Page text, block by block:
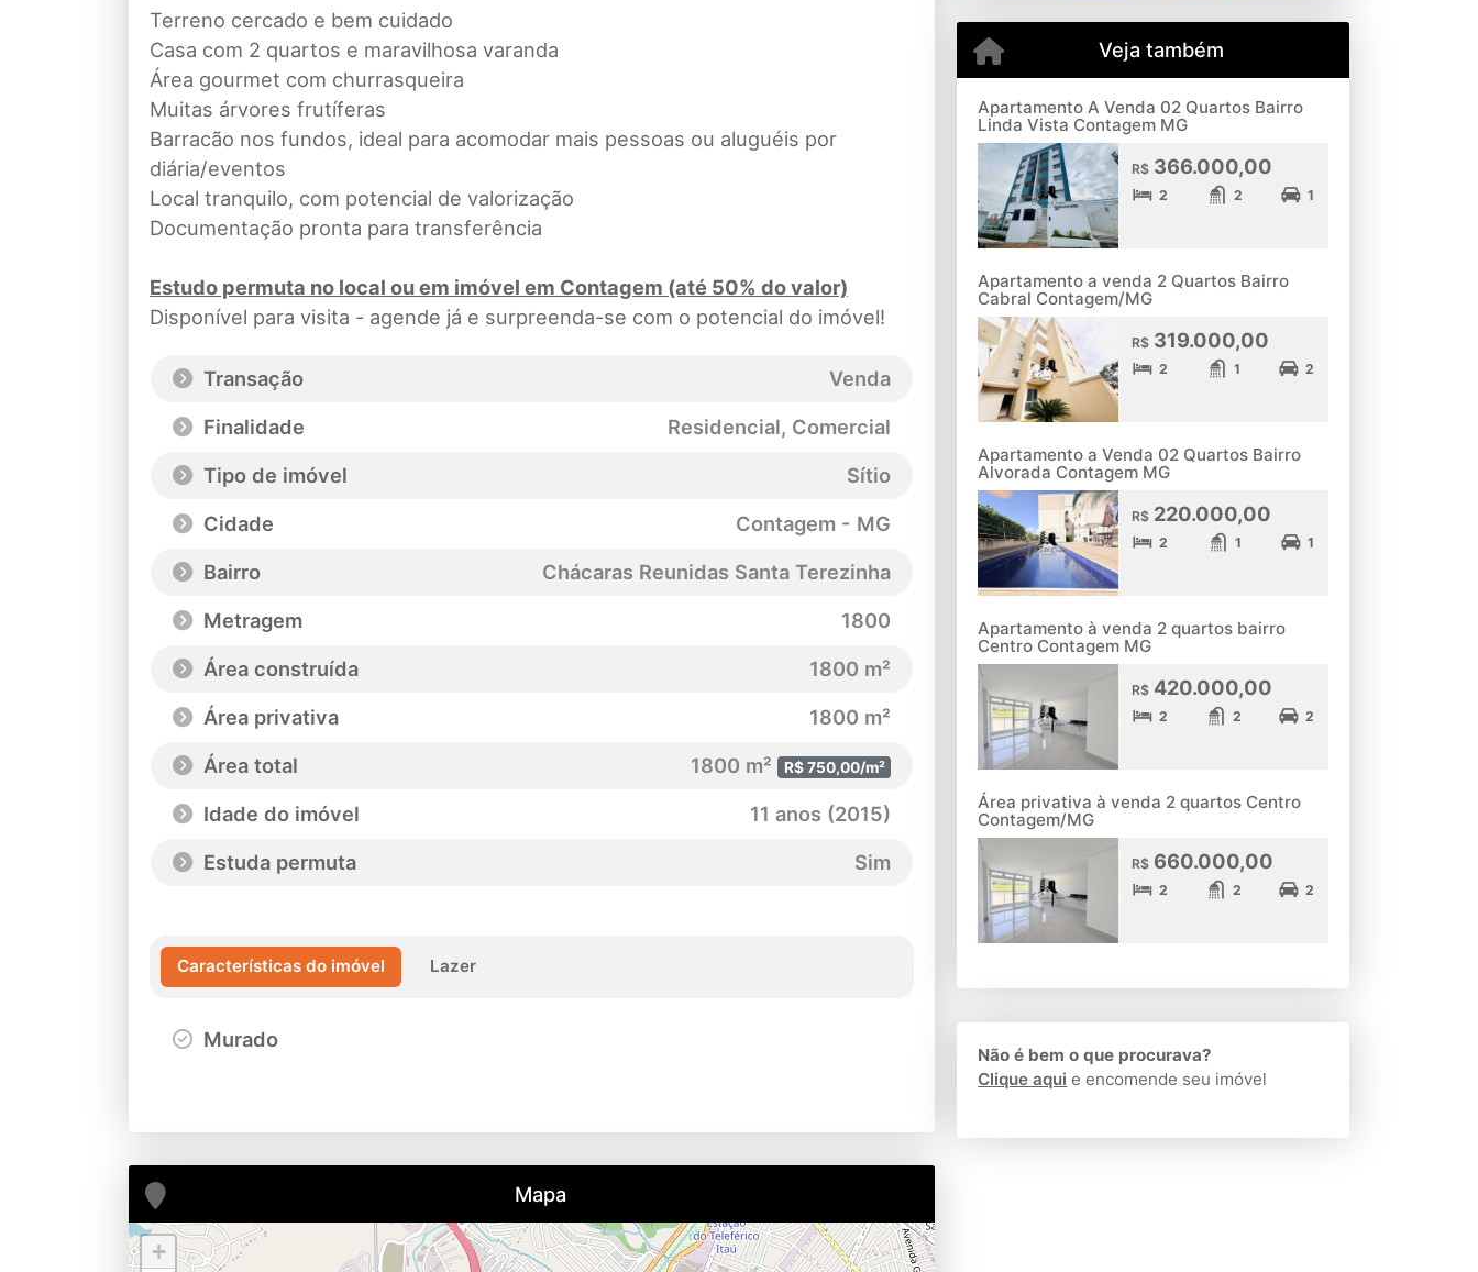
Terreno cercado e bem cuidado
Casa com 2 quartos e maravilhosa varanda
Área gourmet com churrasqueira
Muitas árvores frutíferas
Barracão nos fundos, ideal para acomodar mais pessoas ou aluguéis por
diária/eventos
Local tranquilo, com potencial de valorização
Documentação pronta para transferência
Estudo permuta no local ou em imóvel em Contagem (até 50% do valor)
Disponível para visita - agende já e surpreenda-se com o potencial do imóvel!
Transação
Venda
Finalidade
Residencial, Comercial
Tipo de imóvel
Sítio
Cidade
Contagem - MG
Bairro
Chácaras Reunidas Santa Terezinha
Metragem
1800
Área construída
1800 m²
Área privativa
1800 m²
Área total
1800 m² R$ 750,00/m²
Idade do imóvel
11 anos (2015)
Estuda permuta
Sim
Características do imóvel Lazer
Murado
Mapa
+
Veja também
Apartamento A Venda 02 Quartos Bairro
Linda Vista Contagem MG
R$366.000,00
2 2 1
Apartamento a venda 2 Quartos Bairro
Cabral Contagem/MG
R$319.000,00
2 1 2
Apartamento a Venda 02 Quartos Bairro
Alvorada Contagem MG
R$220.000,00
2 1 1
Apartamento à venda 2 quartos bairro
Centro Contagem MG
R$420.000,00
2 2 2
Área privativa à venda 2 quartos Centro
Contagem/MG
R$660.000,00
2 2 2
Não é bem o que procurava?
Clique aqui e encomende seu imóvel